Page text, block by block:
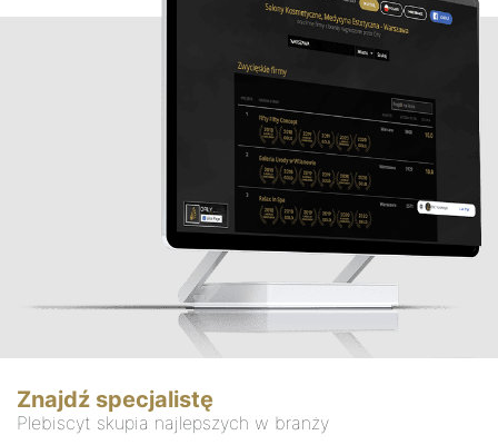
Znajdź specjalistę
Plebiscyt skupia najlepszych w branży